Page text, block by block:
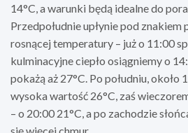
14°C, a warunki będą idealne do
Przedpołudnie upłynie pod znakiem
rosnącej temperatury – już o 11:00
kulminacyjne ciepło osiągniemy o
pokażą aż 27°C. Po południu, około
wysoka wartość 26°C, zaś
– o 20:00 21°C, a po zachodzie